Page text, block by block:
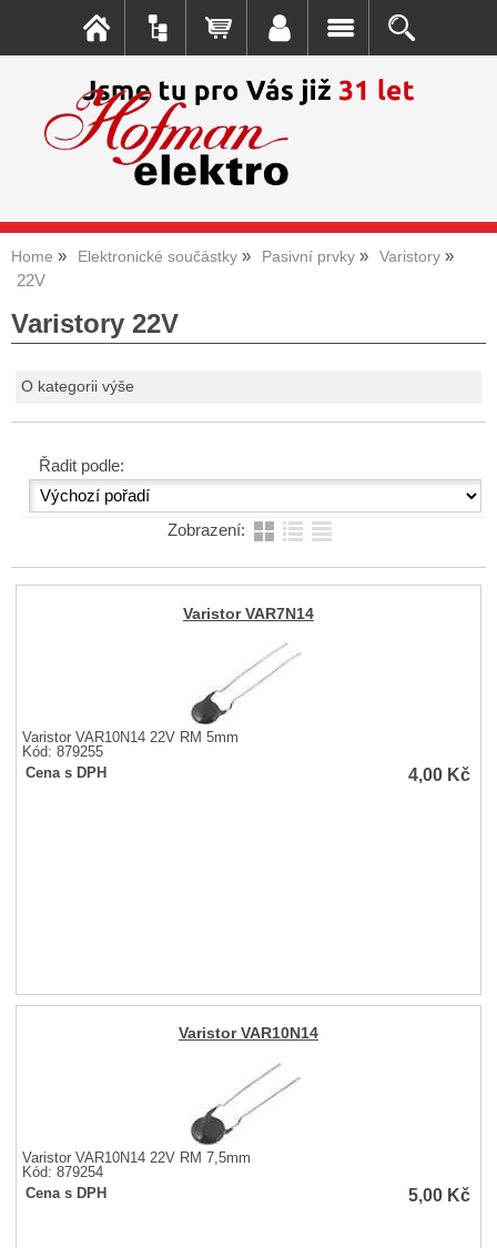
Home Elektronické součástky Pasivní prvky Varistory
22V
Varistory 22V
O kategorii výše
Řadit podle:
Zobrazení:
Varistor VAR7N14
Varistor VAR10N14 22V RM 5mm
Kód: 879255
Cena s DPH
4,00 Kč
Varistor VAR10N14
Varistor VAR10N14 22V RM 7,5mm
Kód: 879254
Cena s DPH
5,00 Kč